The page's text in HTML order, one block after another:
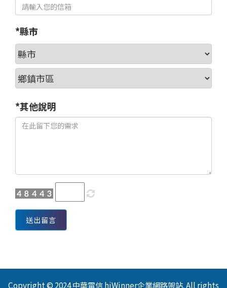
*縣市
*其他說明
送出留言
Copyright © 2024 中華電信 hiWinner企業網路架站. All rights